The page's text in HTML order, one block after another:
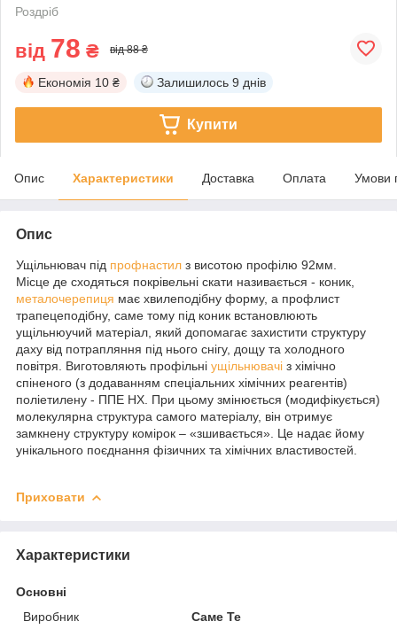
Роздріб
від 78 ₴ від 88 ₴
Економія 10 ₴ Залишилось 9 днів
Купити
Опис Характеристики Доставка Оплата Умови
Опис
Ущільнювач під профнастил з висотою профілю 92мм.
Місце де сходяться покрівельні скати називається - коник,
металочерепиця має хвилеподібну форму, а профлист
трапецеподібну, саме тому під коник встановлюють
ущільнюучий матеріал, який допомагає захистити структуру
даху від потрапляння під нього снігу, дощу та холодного
повітря. Виготовляють профільні ущільнювачі з хімічно
спіненого (з додаванням спеціальних хімічних реагентів)
поліетилену - ППЕ НХ. При цьому змінюється (модифікується)
молекулярна структура самого матеріалу, він отримує
замкнену структуру комірок – «зшивається». Це надає йому
унікального поєднання фізичних та хімічних властивостей.
Приховати
Характеристики
Основні
Виробник
Саме Те